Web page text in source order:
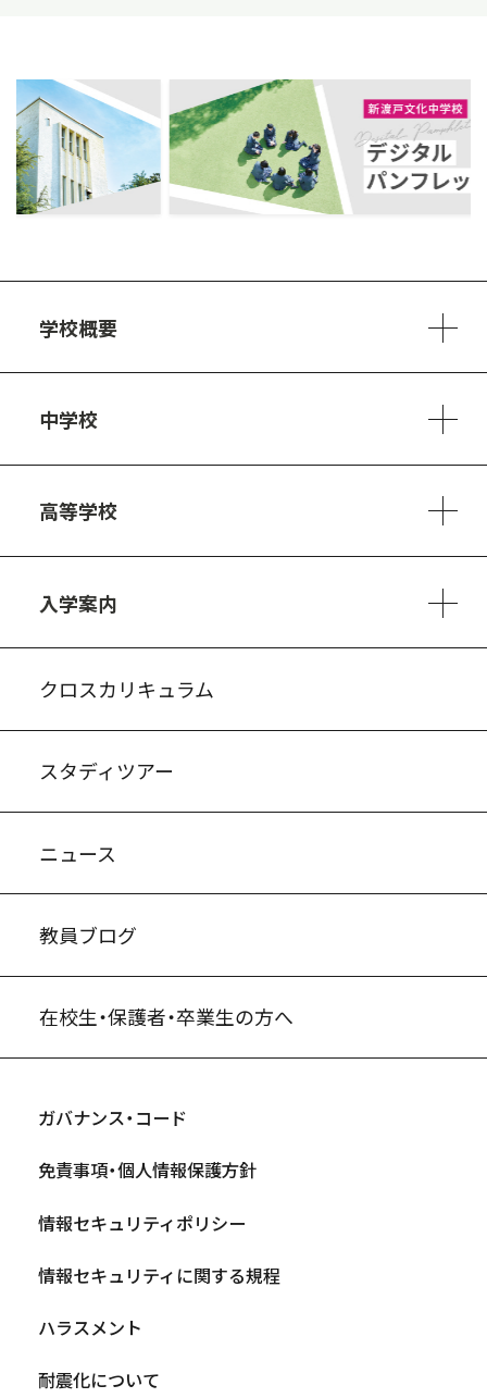
学校概要
中学校
高等学校
入学案内
クロスカリキュラム
スタディツアー
ニュース
教員ブログ
在校生・保護者・卒業生の方へ
ガバナンス・コード
免責事項・個人情報保護方針
情報セキュリティポリシー
情報セキュリティに関する規程
ハラスメント
耐震化について